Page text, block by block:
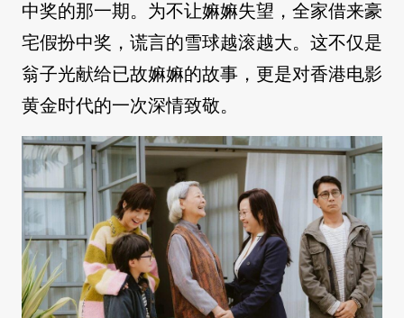
中奖的那一期。为不让嫲嫲失望，全家借来豪
宅假扮中奖，谎言的雪球越滚越大。这不仅是
翁子光献给已故嫲嫲的故事，更是对香港电影
黄金时代的一次深情致敬。